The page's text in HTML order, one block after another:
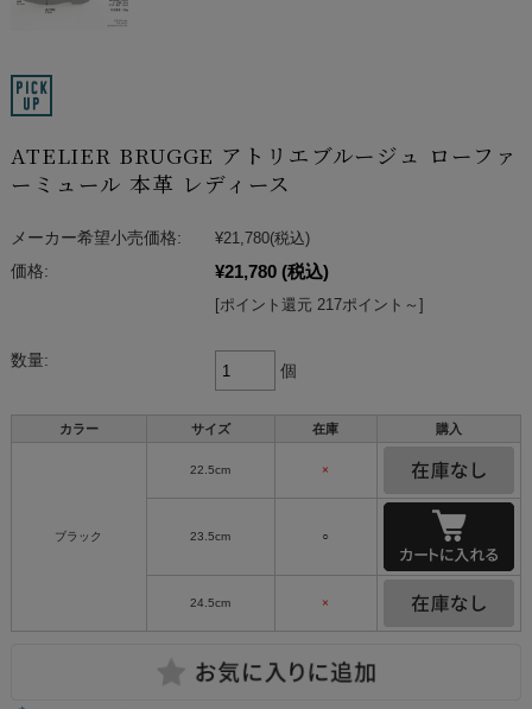
ATELIER BRUGGE アトリエブルージュ ローファ
ーミュール 本革 レディース
メーカー希望小売価格: ¥21,780(税込)
価格:
¥21,780 (税込)
[ポイント還元 217ポイント～]
数量:
個
カラー サイズ 在庫 購入
ブラック
22.5cm ×
23.5cm ○
24.5cm ×